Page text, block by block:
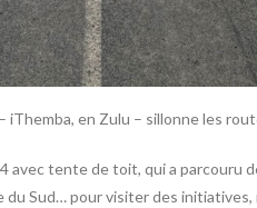
iThemba, en Zulu – sillonne les
avec tente de toit, qui a parcouru
du Sud… pour visiter des